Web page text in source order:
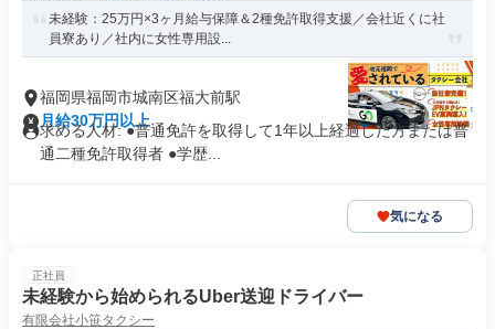
未経験：25万円×3ヶ月給与保障＆2種免許取得支援／会社近くに社
員寮あり／社内に女性専用設...
福岡県福岡市城南区福大前駅
月給30万円以上
求める人材: ●普通免許を取得して1年以上経過した方または普
通二種免許取得者 ●学歴...
気になる
正社員
未経験から始められるUber送迎ドライバー
有限会社小笹タクシー